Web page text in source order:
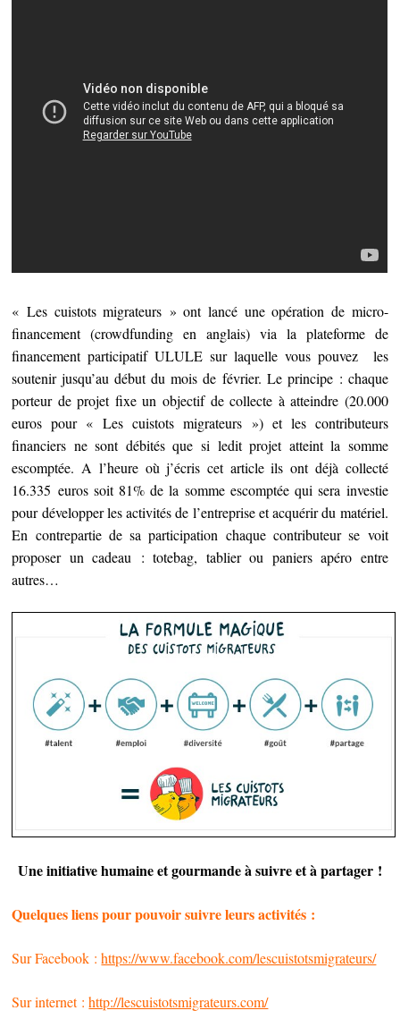
« Les cuistots migrateurs » ont lancé une opération de micro-
financement (crowdfunding en anglais) via la plateforme de
financement participatif ULULE sur laquelle vous pouvez les
soutenir jusqu’au début du mois de février. Le principe : chaque
porteur de projet fixe un objectif de collecte à atteindre (20.000
euros pour « Les cuistots migrateurs ») et les contributeurs
financiers ne sont débités que si ledit projet atteint la somme
escomptée. A l’heure où j’écris cet article ils ont déjà collecté
16.335 euros soit 81% de la somme escomptée qui sera investie
pour développer les activités de l’entreprise et acquérir du matériel.
En contrepartie de sa participation chaque contributeur se voit
proposer un cadeau : totebag, tablier ou paniers apéro entre
autres…
Une initiative humaine et gourmande à suivre et à partager !
Quelques liens pour pouvoir suivre leurs activités :
Sur Facebook :https://www.facebook.com/lescuistotsmigrateurs/
Sur internet :http://lescuistotsmigrateurs.com/